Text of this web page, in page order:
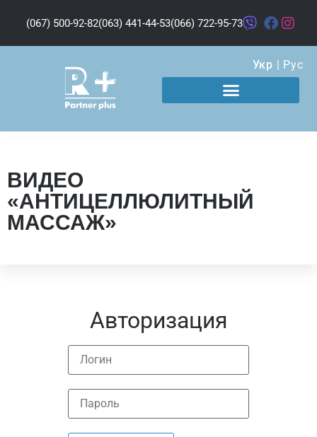
(067) 500-92-82(063) 441-44-53(066) 722-95-73
Укр | Рус
ВИДЕО
«АНТИЦЕЛЛЮЛИТНЫЙ
МАССАЖ»
Авторизация